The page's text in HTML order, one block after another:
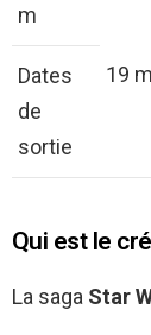
m
Dates
de
sortie
19
Qui est le
La saga Star